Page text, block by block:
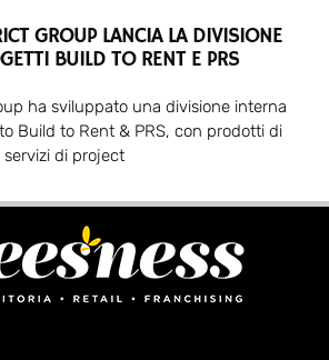
GROUP LANCIA LA DIVISIONE
BUILD TO RENT E PRS
ha sviluppato una divisione interna
Build to Rent & PRS, con prodotti di
di project